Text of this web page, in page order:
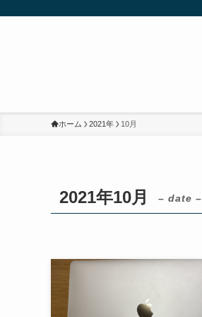
ホーム 2021年 10月
2021年10月 – date –